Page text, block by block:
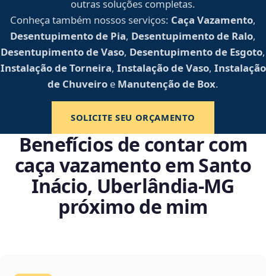
outras soluções completas.
Conheça também nossos serviços: Caça Vazamento,
Desentupimento de Pia, Desentupimento de Ralo,
Desentupimento de Vaso, Desentupimento de Esgoto,
Instalação de Torneira, Instalação de Vaso, Instalação
de Chuveiro e Manutenção de Box.
SOLICITE SEU ORÇAMENTO
Benefícios de contar com
caça vazamento em Santo
Inácio, Uberlândia‑MG
próximo de mim